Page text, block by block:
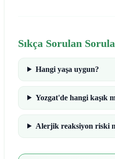
Sıkça Sorulan
Hangi yaşa uygun?
Yozgat'de hangi kaşık
Alerjik reaksiyon riski